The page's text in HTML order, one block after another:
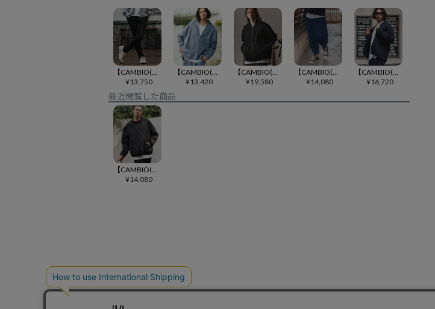
【CAMBIO(カンビオ)】リラックスポンチスリムパンツ(CMB-R0177)
¥13,750
【CAMBIO(カンビオ)】コットンリネンストライプディープスキッパーシャツ(CMB-R0206)
¥13,420
【CAMBIO(カンビオ)】ストレッチデニムリブブルゾン(CMB-R0174)
¥19,580
【CAMBIO(カンビオ)】 カットデニムジョガーパンツ(CMB-R0179)
¥14,080
【CAMBIO(カンビオ)】リラックスポンチノーカラージャケット(CMB-R0176)
¥16,720
最近閲覧した商品
【CAMBIO(カンビオ)】オニオンキルトトップス(CMB-R0165)
¥14,080